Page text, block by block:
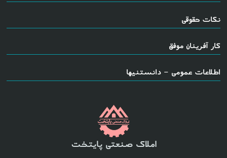
نکات حقوقی
کار آفرینان موفق
اطلاعات عمومی - دانستنیها
املاک صنعتی پایتخت